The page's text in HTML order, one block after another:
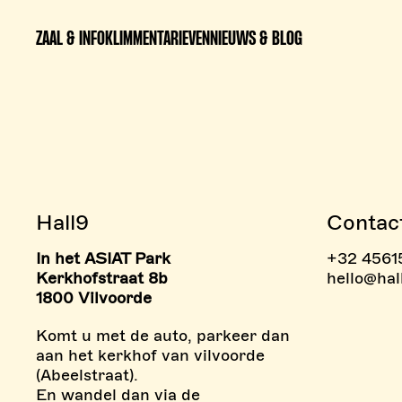
ZAAL & INFOKLIMMENTARIEVENNIEUWS & BLOG
> BOULDERZONE >
Hall9
In het ASIAT Park
Kerkhofstraat 8b
1800 Vilvoorde
Komt u met de auto, parkeer dan
aan het kerkhof van vilvoorde
(Abeelstraat).
En wandel dan via de
+32